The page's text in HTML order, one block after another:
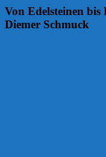
Von Edelsteinen
Diemer Schmuck